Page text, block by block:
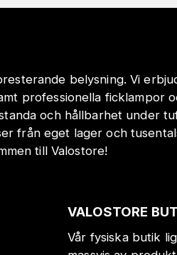
belysning. Vi
professionella ficklampor
och hållbarhet under
från eget lager och
till Valostore!
VALOSTORE
Vår fysiska butik